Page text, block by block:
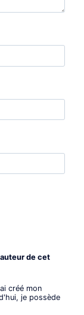
de cet
créé mon
je possède